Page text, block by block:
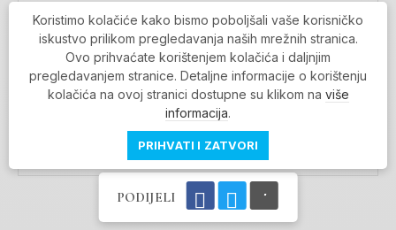
PODIJELI
Prihvaćam da se moji podaci spremaju u bazu
podataka i koriste u svrhu slanja MojaRijeka
newslettera
MOJARIJEKA NEWSLETTER
PRIJAVI SE
Povratak na vrh
Koristimo kolačiće kako bismo poboljšali vaše korisničko
iskustvo prilikom pregledavanja naših mrežnih stranica.
Ovo prihvaćate korištenjem kolačića i daljnjim
pregledavanjem stranice. Detaljne informacije o korištenju
kolačića na ovoj stranici dostupne su klikom na više
informacija.
PRIHVATI I ZATVORI